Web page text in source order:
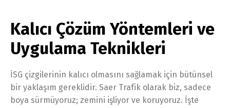
Kalıcı Çözüm Yöntemleri ve
Uygulama Teknikleri
İSG çizgilerinin kalıcı olmasını sağlamak için bütünsel
bir yaklaşım gereklidir. Saer Trafik olarak biz, sadece
boya sürmüyoruz; zemini işliyor ve koruyoruz. İşte